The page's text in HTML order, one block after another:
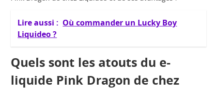
Lire aussi : Où commander un Lucky Boy
Liquideo ?
Quels sont les atouts du e-
liquide Pink Dragon de chez